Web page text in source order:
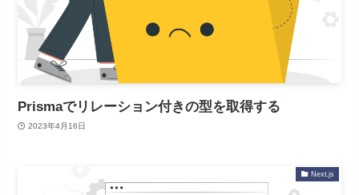
Prismaでリレーション付きの型を取得する
2023年4月16日
Next.js